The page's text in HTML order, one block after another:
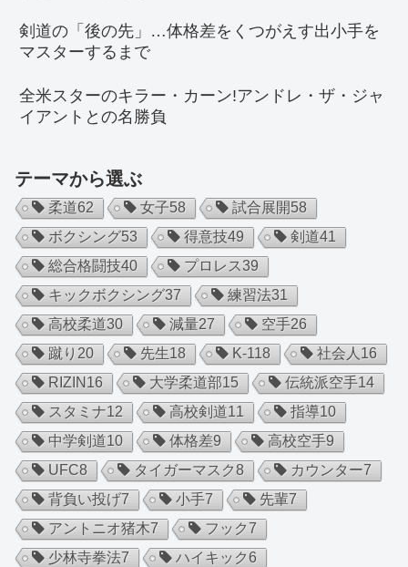
剣道の「後の先」…体格差をくつがえす出小手を
マスターするまで
全米スターのキラー・カーン!アンドレ・ザ・ジャ
イアントとの名勝負
テーマから選ぶ
柔道62 女子58 試合展開58
ボクシング53 得意技49 剣道41
総合格闘技40 プロレス39
キックボクシング37 練習法31
高校柔道30 減量27 空手26
蹴り 20 先生18 K-118 社会人 16
RIZIN 16 大学柔道部15 伝統派空手14
スタミナ12 高校剣道11 指導10
中学剣道10 体格差9 高校空手9
UFC8 タイガーマスク8 カウンター7
背負い投げ7 小手7 先輩7
アントニオ猪木7 フック7
少林寺拳法7 ハイキック6